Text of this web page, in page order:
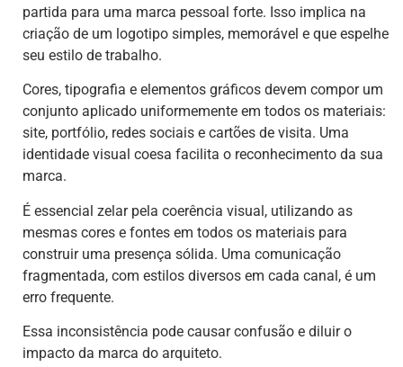
partida para uma marca pessoal forte. Isso implica na
criação de um logotipo simples, memorável e que espelhe
seu estilo de trabalho.
Cores, tipografia e elementos gráficos devem compor um
conjunto aplicado uniformemente em todos os materiais:
site, portfólio, redes sociais e cartões de visita. Uma
identidade visual coesa facilita o reconhecimento da sua
marca.
É essencial zelar pela coerência visual, utilizando as
mesmas cores e fontes em todos os materiais para
construir uma presença sólida. Uma comunicação
fragmentada, com estilos diversos em cada canal, é um
erro frequente.
Essa inconsistência pode causar confusão e diluir o
impacto da marca do arquiteto.